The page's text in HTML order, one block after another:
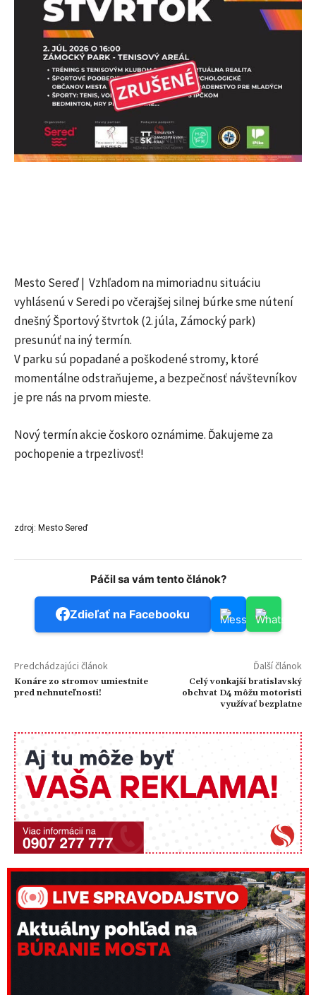
Mesto Sereď | Vzhľadom na mimoriadnu situáciu
vyhlásenú v Seredi po včerajšej silnej búrke sme nútení
dnešný Športový štvrtok (2. júla, Zámocký park)
presunúť na iný termín.
V parku sú popadané a poškodené stromy, ktoré
momentálne odstraňujeme, a bezpečnosť návštevníkov
je pre nás na prvom mieste.
Nový termín akcie čoskoro oznámime. Ďakujeme za
pochopenie a trpezlivosť!
zdroj: Mesto Sereď
Páčil sa vám tento článok?
Zdieľať na Facebooku
Predchádzajúci článok
Konáre zo stromov umiestnite
pred nehnuteľnosti!
Ďalší článok
Celý vonkajší bratislavský
obchvat D4 môžu motoristi
využívať bezplatne